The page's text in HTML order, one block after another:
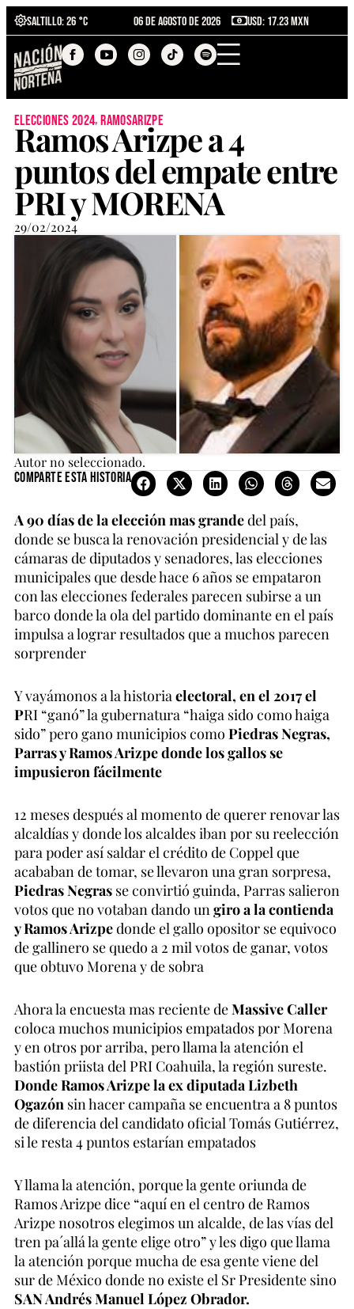
Saltillo: 26 °C 06 de agosto de 2026 USD: 17.23 MXN
elecciones 2024,ramosarizpe
Ramos Arizpe a 4
puntos del empate entre
PRI y MORENA
29/02/2024
Autor no seleccionado.
Comparte esta historia
A 90 días de la elección mas grandedel país,
donde se busca la renovación presidencial y de las
cámaras de diputados y senadores, las elecciones
municipales que desde hace 6 años se empataron
con las elecciones federales parecen subirse a un
barco donde la ola del partido dominante en el país
impulsa a lograr resultados que a muchos parecen
sorprender
Y vayámonos a la historia electoral, en el 2017 el
PRI “ganó” la gubernatura “haiga sido como haiga
sido” pero gano municipios como Piedras Negras,
Parras y Ramos Arizpe donde los gallos se
impusieron fácilmente
12 meses después al momento de querer renovar las
alcaldías y donde los alcaldes iban por su reelección
para poder así saldar el crédito de Coppel que
acababan de tomar, se llevaron una gran sorpresa,
Piedras Negras se convirtió guinda, Parras salieron
votos que no votaban dando un giro a la contienda
y Ramos Arizpedonde el gallo opositor se equivoco
de gallinero se quedo a 2 mil votos de ganar, votos
que obtuvo Morena y de sobra
Ahora la encuesta mas reciente deMassive Caller
coloca muchos municipios empatados por Morena
y en otros por arriba, pero llama la atención el
bastión priista del PRI Coahuila, la región sureste.
Donde Ramos Arizpe la ex diputada Lizbeth
Ogazón sin hacer campaña se encuentra a 8 puntos
de diferencia del candidato oficial Tomás Gutiérrez,
si le resta 4 puntos estarían empatados
Y llama la atención, porque la gente oriunda de
Ramos Arizpe dice “aquí en el centro de Ramos
Arizpe nosotros elegimos un alcalde, de las vías del
tren pa´allá la gente elige otro” y les digo que llama
la atención porque mucha de esa gente viene del
sur de México donde no existe el Sr Presidente sino
SAN Andrés Manuel López Obrador.